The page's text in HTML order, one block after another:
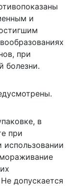
и
при
болезни.
в
при
допускается